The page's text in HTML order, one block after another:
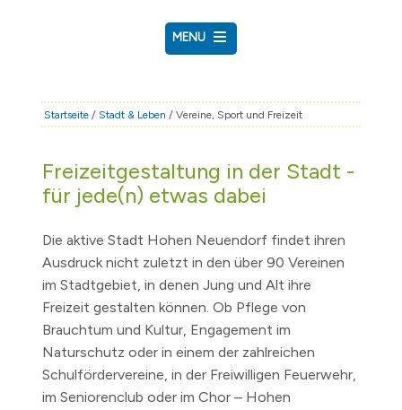
MENU
RATHAUS & POLITIK
FAMILIE & BILDUNG
TOURISMUS
BAUEN & WIRTSCHAFT
Startseite /Stadt & Leben / Vereine, Sport und Freizeit
Freizeitgestaltung in der Stadt -
für jede(n) etwas dabei
Die aktive Stadt Hohen Neuendorf findet ihren
Ausdruck nicht zuletzt in den über 90 Vereinen
im Stadtgebiet, in denen Jung und Alt ihre
Freizeit gestalten können. Ob Pflege von
Brauchtum und Kultur, Engagement im
Naturschutz oder in einem der zahlreichen
Schulfördervereine, in der Freiwilligen Feuerwehr,
im Seniorenclub oder im Chor – Hohen